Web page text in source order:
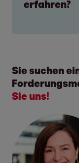
erfahren?
Sie suchen
Sie uns!